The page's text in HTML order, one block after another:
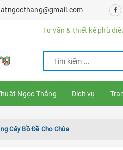
Tư vấn & thiết kế phù
Ngọc Thắng Dịch vụ
Cây Bồ Đề Cho Chùa